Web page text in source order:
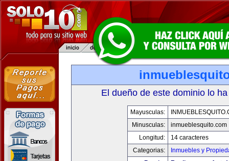
El dueño de este dominio lo
Mayusculas:
Minusculas:
inmueblesquito.com
Longitud:
14 caracteres
Categorias:
Inmuebles y